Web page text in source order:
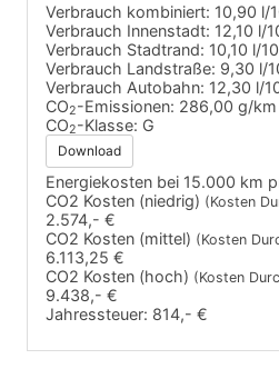
Verbrauch kombiniert: 10,90 l/
Verbrauch Innenstadt: 12,10 l/
Verbrauch Stadtrand: 10,10 l/
Verbrauch Landstraße: 9,30 l/
Verbrauch Autobahn: 12,30 l/
CO2-Emissionen: 286,00 g/km
CO2-Klasse: G
Download
Energiekosten bei 15.000 km
CO2 Kosten (niedrig) (Kosten
2.574,- €
CO2 Kosten (mittel) (Kosten
6.113,25 €
CO2 Kosten (hoch) (Kosten
9.438,- €
Jahressteuer: 814,- €